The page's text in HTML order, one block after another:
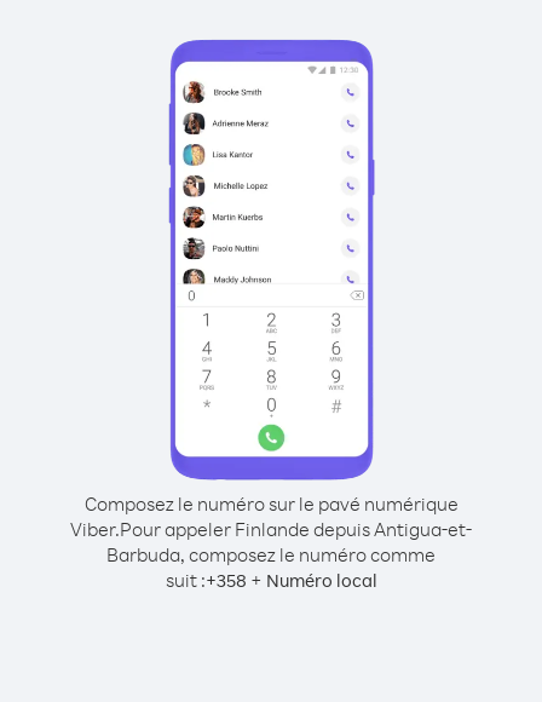
Composez le numéro sur le pavé numérique
Viber.Pour appeler Finlande depuis Antigua-et-
Barbuda, composez le numéro comme
suit :+358 + Numéro local